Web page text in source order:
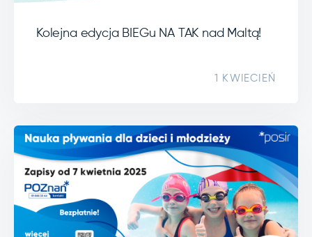
Kolejna edycja BIEGu NA TAK nad Maltą!
1 KWIECIEŃ